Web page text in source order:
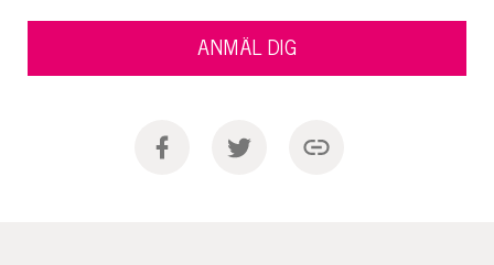
ANMÄL DIG